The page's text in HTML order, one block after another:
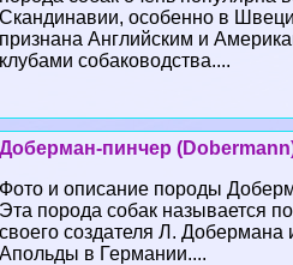
Скандинавии, особенно в
признана Английским и
клубами собаководства....
Доберман-пинчер
Фото и описание породы
Эта порода собак называется
своего создателя Л. Добермана
Апольды в Германии....